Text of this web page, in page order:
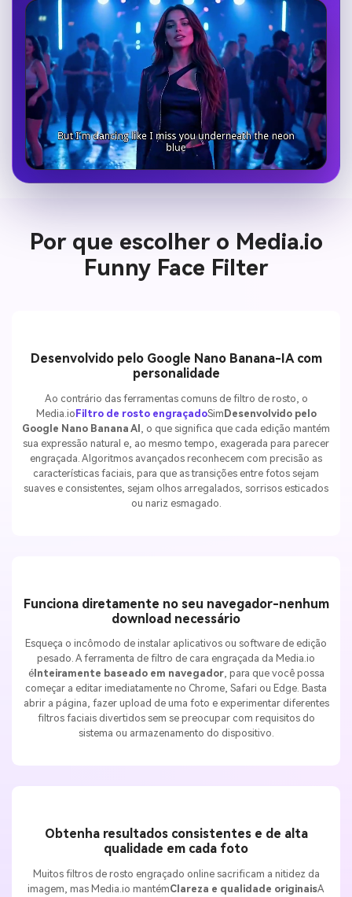
Por que escolher o Media.io
Funny Face Filter
Desenvolvido pelo Google Nano Banana-IA com
personalidade
Ao contrário das ferramentas comuns de filtro de rosto, o
Media.io Filtro de rosto engraçadoSim Desenvolvido pelo
Google Nano Banana AI
, o que significa que cada edição mantém
sua expressão natural e, ao mesmo tempo, exagerada para parecer
engraçada. Algoritmos avançados reconhecem com precisão as
características faciais, para que as transições entre fotos sejam
suaves e consistentes, sejam olhos arregalados, sorrisos esticados
ou nariz esmagado.
Funciona diretamente no seu navegador-nenhum
download necessário
Esqueça o incômodo de instalar aplicativos ou software de edição
pesado. A ferramenta de filtro de cara engraçada da Media.io
éInteiramente baseado em navegador, para que você possa
começar a editar imediatamente no Chrome, Safari ou Edge. Basta
abrir a página, fazer upload de uma foto e experimentar diferentes
filtros faciais divertidos sem se preocupar com requisitos do
sistema ou armazenamento do dispositivo.
Obtenha resultados consistentes e de alta
qualidade em cada foto
Muitos filtros de rosto engraçado online sacrificam a nitidez da
imagem, mas Media.io mantémClareza e qualidade originaisA